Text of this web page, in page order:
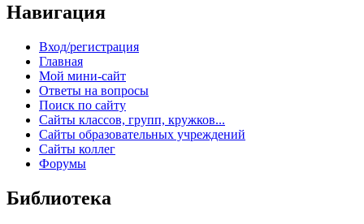
Навигация
Вход/регистрация
Главная
Мой мини-сайт
Ответы на вопросы
Поиск по сайту
Сайты классов, групп, кружков...
Сайты образовательных учреждений
Сайты коллег
Форумы
Библиотека